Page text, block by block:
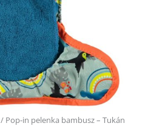
/ Pop-in pelenka bambusz – Tukán